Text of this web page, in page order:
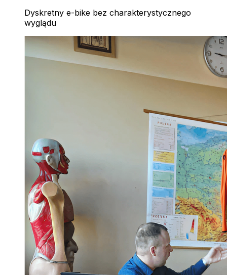
Dyskretny e-bike bez charakterystycznego
wyglądu